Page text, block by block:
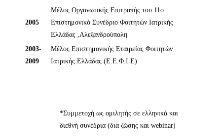
2005
Μέλος Οργανωτικής Επιτροπής του 11ο
Επιστημονικό Συνέδριο Φοιτητών Ιατρικής
Ελλάδας ,Αλεξανδρούπολη
2003-
2009
Μέλος Επιστημονικής Εταιρείας Φοιτητών
Ιατρικής Ελλάδας (Ε.Ε.Φ.Ι.Ε)
*Συμμετοχή ως ομιλητής σε ελληνικά και
διεθνή συνέδρια (δια ζώσης και webinar)